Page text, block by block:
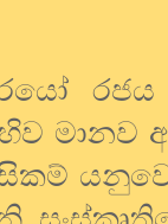
මානව